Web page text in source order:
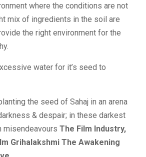
where the conditions are not
mix of ingredients in the soil are
the right environment for the
water for it’s seed to
the seed of Sahaj in an arena
& despair; in these darkest
misendeavours The Film Industry,
Grihalakshmi The Awakening